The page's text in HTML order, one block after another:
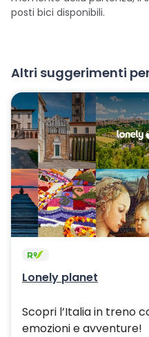
posti bici disponibili.
Altri suggerimenti
Lonely planet
Scopri l’Italia in treno
emozioni e avventure!